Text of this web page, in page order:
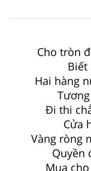
Cho tròn
Biết
Hai hàng
Đi thi
Cửa
Vàng ròng
Quyền
Mua